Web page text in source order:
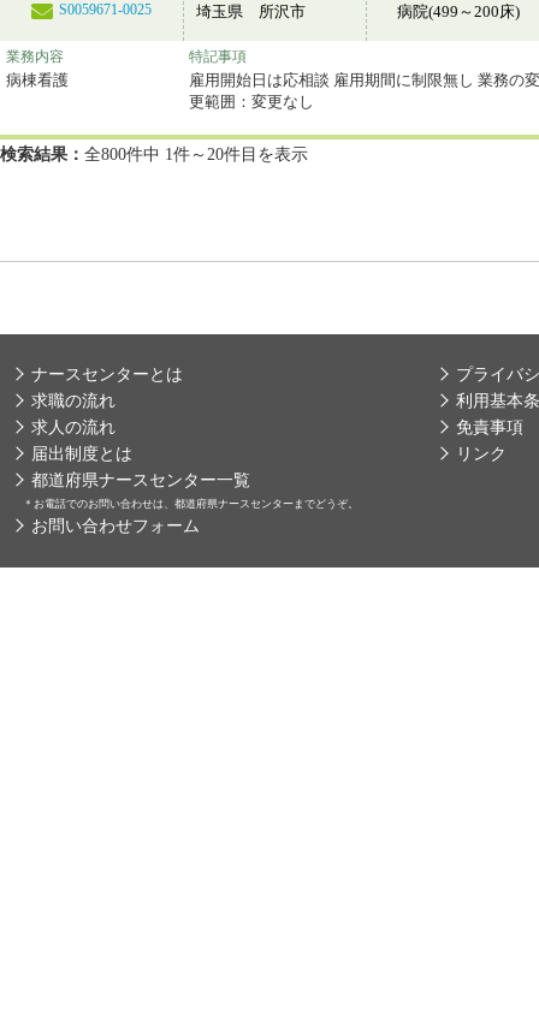
S0059671-0025 埼玉県 所沢市 病院(499～200床)
業務内容
病棟看護
特記事項
雇用開始日は応相談 雇用期間に制限無し 業務の変
更範囲：変更なし
検索結果： 全800件中 1件～20件目を表示
ナースセンターとは
求職の流れ
求人の流れ
届出制度とは
都道府県ナースセンター一覧
＊ お電話でのお問い合わせは、都道府県ナースセンターまでどうぞ。
お問い合わせフォーム
プライバ
利用基本
免責事項
リンク